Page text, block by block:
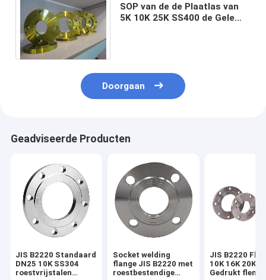
SOP van de de Plaatlas van
5K 10K 25K SS400 de Gele
Doorgaan
Geadviseerde Producten
JIS B2220 Standaard
DN25 10K SS304
roestvrijstalen
Socket welding
flange JIS B2220 met
roestbestendige
JIS B2220
10K 16K 20K
Gedrukt flens